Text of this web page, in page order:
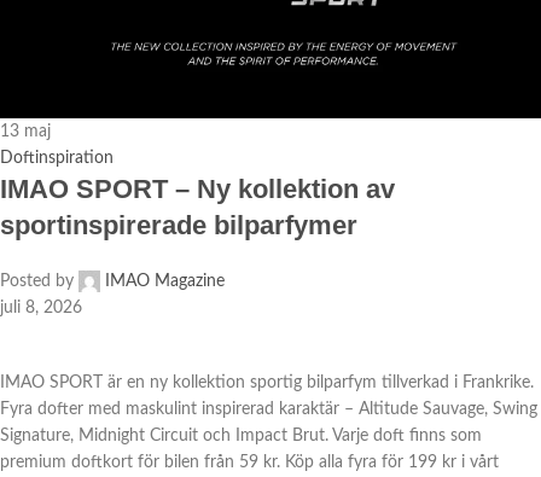
13 maj
Doftinspiration
IMAO SPORT – Ny kollektion av
sportinspirerade bilparfymer
Posted by
IMAO Magazine
juli 8, 2026
IMAO SPORT är en ny kollektion sportig bilparfym tillverkad i Frankrike.
Fyra dofter med maskulint inspirerad karaktär – Altitude Sauvage, Swing
Signature, Midnight Circuit och Impact Brut. Varje doft finns som
premium doftkort för bilen från 59 kr. Köp alla fyra för 199 kr i vårt